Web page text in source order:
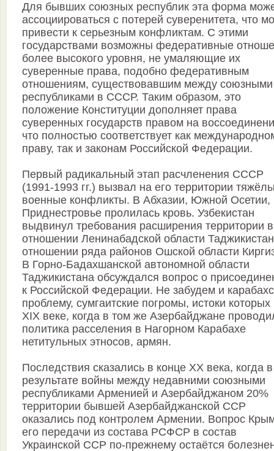
Для бывших союзных республик эта форма
ассоциироваться с потерей суверенитета, что
привести к серьезным конфликтам. С этими
государствами возможны федеративные
более высокого уровня, не умаляющие их
суверенные права, подобно федеративным
отношениям, существовавшим между союзными
республиками в СССР. Таким образом, это
положение Конституции дополняет права
суверенных государств правом на
что полностью соответствует как
праву, так и законам Российской Федерации.
Первый радикальный этап расчленения СССР
(1991-1993 гг.) вызвал на его территории
военные конфликты. В Абхазии, Южной Осетии,
Приднестровье пролилась кровь. Узбекистан
выдвинул требования расширения территории в
отношении Ленинабадской области
отношении ряда районов Ошской области
В Горно-Бадахшанской автономной области
Таджикистана обсуждался вопрос о
к Российской Федерации. Не забудем и
проблему, сумгаитские погромы, истоки которых
XIX веке, когда в том же Азербайджане
политика расселения в Нагорном Карабахе
нетитульных этносов, армян.
Последствия сказались в конце XX века, когда в
результате войны между недавними союзными
республиками Арменией и Азербайджаном 20%
территории бывшей Азербайджанской ССР
оказались под контролем Армении. Вопрос
его передачи из состава РСФСР в состав
Украинской ССР по-прежнему остаётся